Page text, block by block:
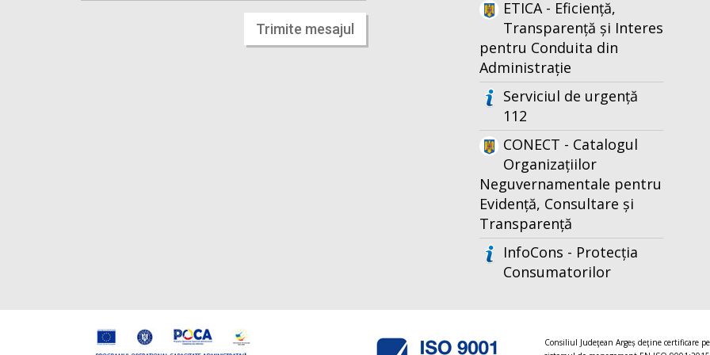
Trimite mesajul
ETICA - Eficiență,
Transparență și Interes
pentru Conduita din
Administrație
Serviciul de urgență
112
CONECT - Catalogul
Organizațiilor
Neguvernamentale pentru
Evidență, Consultare și
Transparență
InfoCons - Protecția
Consumatorilor
Consiliul Judeţean Argeș deţine certificare